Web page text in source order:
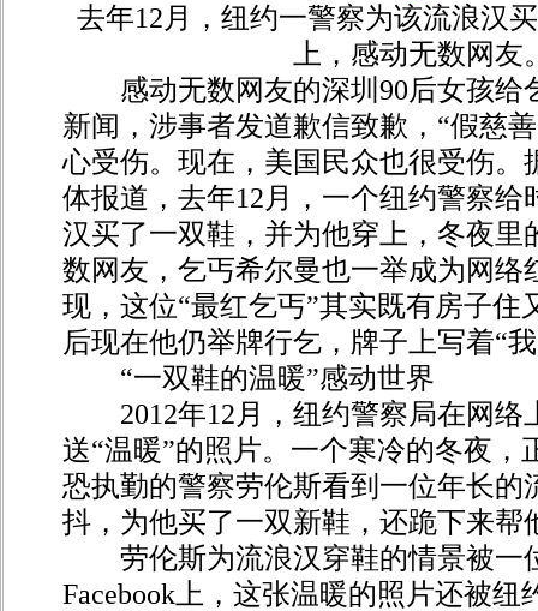
去年12月，纽约一警察为该流浪汉
上，感动无数网友
感动无数网友的深圳90后女孩给
新闻，涉事者发道歉信致歉，“假慈
心受伤。现在，美国民众也很受伤。
体报道，去年12月，一个纽约警察给
汉买了一双鞋，并为他穿上，冬夜里
数网友，乞丐希尔曼也一举成为网络
现，这位“最红乞丐”其实既有房子住
后现在他仍举牌行乞，牌子上写着“
“一双鞋的温暖”感动世界
2012年12月，纽约警察局在网络
送“温暖”的照片。一个寒冷的冬夜，
恐执勤的警察劳伦斯看到一位年长的
抖，为他买了一双新鞋，还跪下来帮
劳伦斯为流浪汉穿鞋的情景被一
Facebook上，这张温暖的照片还被纽